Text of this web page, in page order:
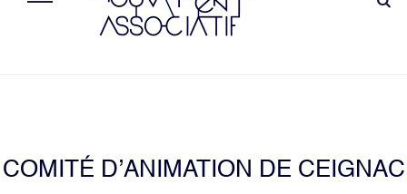
COMITÉ D’ANIMATION DE CEIGNAC